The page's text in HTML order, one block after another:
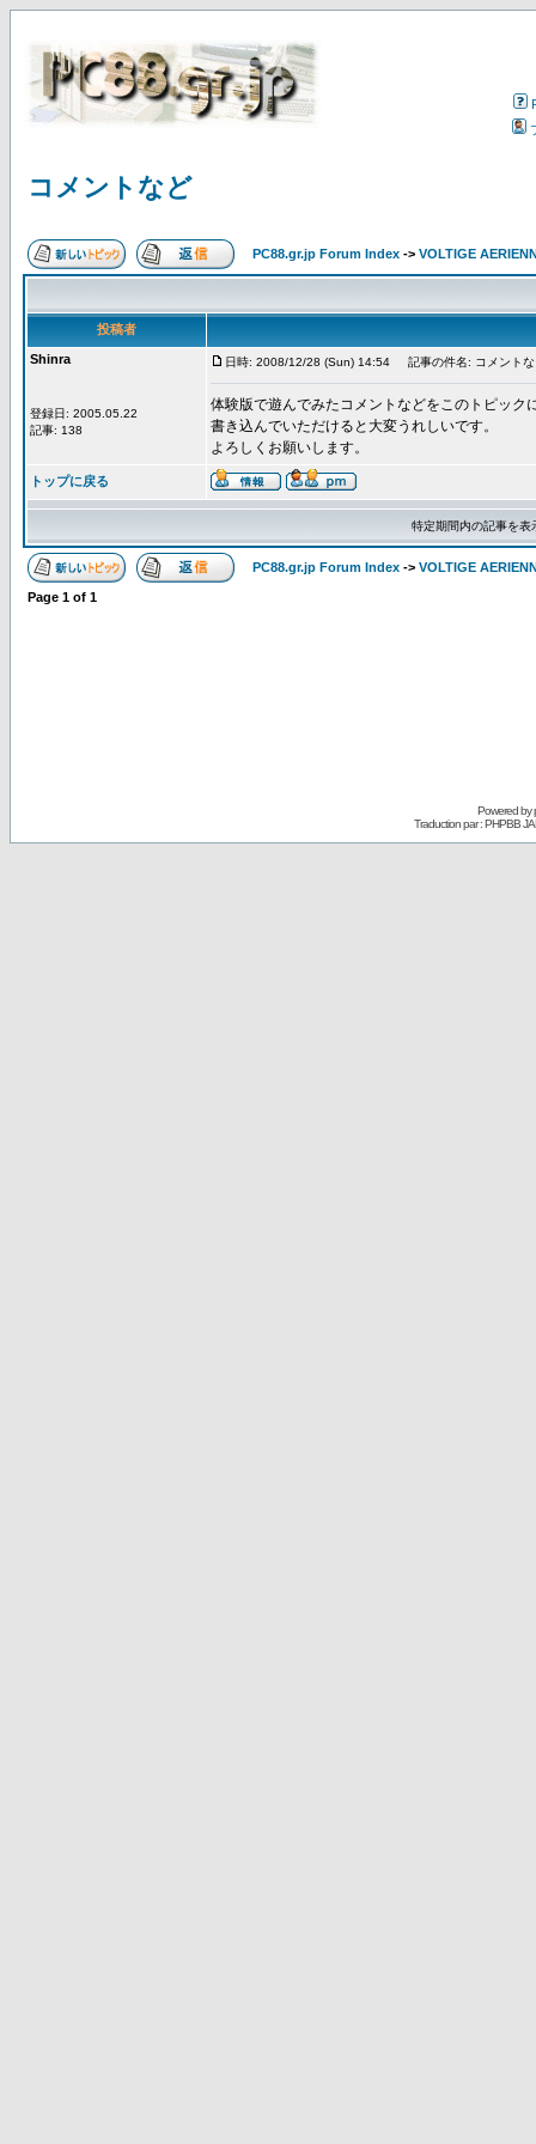
コメントなど
PC88.gr.jp Forum Index -> VOLTIGE
投稿者
Shinra
登録日: 2005.05.22
記事: 138
日時: 2008/12/28 (Sun) 14:54 記事の件名: コメント
体験版で遊んでみたコメントなどをこのトピック
書き込んでいただけると大変うれしいです。
よろしくお願いします。
トップに戻る
特定期間内の記事を
PC88.gr.jp Forum Index -> VOLTIGE
Page 1 of 1
Powered by
Traduction par : PHPBB